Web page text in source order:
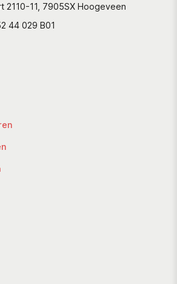
2110-11, 7905SX Hoogeveen
44 029 B01